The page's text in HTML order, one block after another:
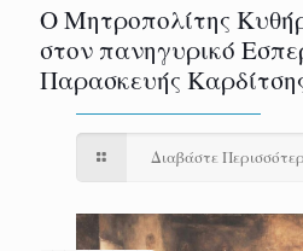
Ο Μητροπολίτης
στον πανηγυρικό
Παρασκευής
Διαβάστε